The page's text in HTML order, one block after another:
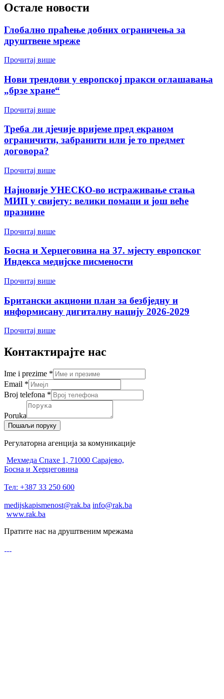
Остале новости
Глобално праћење добних ограничења за
друштвене мреже
Прочитај више
Нови трендови у европској пракси оглашавања
„брзе хране“
Прочитај више
Треба ли дјечије вријеме пред екраном
ограничити, забранити или је то предмет
договора?
Прочитај више
Најновије УНЕСКО-во истраживање стања
МИП у свијету: велики помаци и још веће
празнине
Прочитај више
Босна и Херцеговина на 37. мјесту европског
Индекса медијске писмености
Прочитај више
Британски акциони план за безбједну и
информисану дигиталну нацију 2026-2029
Прочитај више
Контактирајте нас
Ime i prezime *
Email *
Broj telefona *
Poruka
Пошаљи поруку
Регулаторна агенција за комуникације
Мехмеда Спахе 1, 71000 Сарајево,
Босна и Херцеговина
Тел: +387 33 250 600
medijskapismenost@rak.ba info@rak.ba
www.rak.ba
Пратите нас на друштвеним мрежама